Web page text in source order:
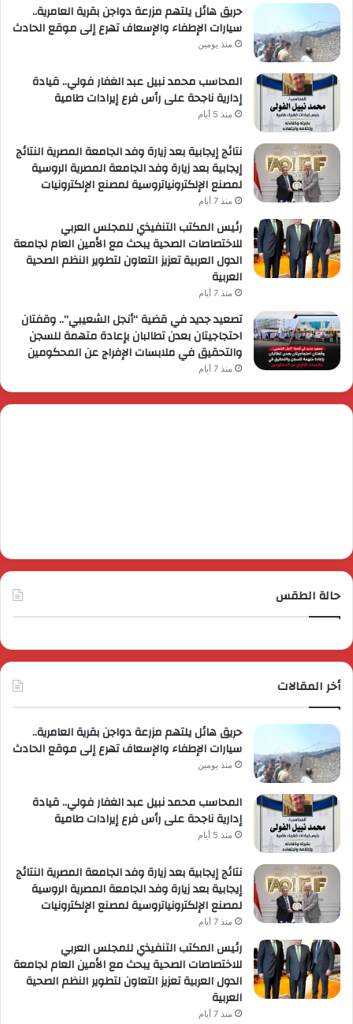
حريق هائل يلتهم مزرعة دواجن بقرية العامرية..
سيارات الإطفاء والإسعاف تهرع إلى موقع الحادث
منذ يومين
المحاسب محمد نبيل عبد الغفار فولي.. قيادة
إدارية ناجحة على رأس فرع إيرادات طامية
منذ 5 أيام
نتائج إيجابية بعد زيارة وفد الجامعة المصرية النتائج
إيجابية بعد زيارة وفد الجامعة المصرية الروسية
لمصنع الإلكترونياتروسية لمصنع الإلكترونيات
منذ 7 أيام
رئيس المكتب التنفيذي للمجلس العربي
للاختصاصات الصحية يبحث مع الأمين العام لجامعة
الدول العربية تعزيز التعاون لتطوير النظم الصحية
العربية
منذ 7 أيام
تصعيد جديد في قضية “أنجل الشعيبي”.. وقفتان
احتجاجيتان بعدن تطالبان بإعادة متهمة للسجن
والتحقيق في ملابسات الإفراج عن المحكومين
منذ 7 أيام
حالة الطقس
أخر المقالات
حريق هائل يلتهم مزرعة دواجن بقرية العامرية..
سيارات الإطفاء والإسعاف تهرع إلى موقع الحادث
منذ يومين
المحاسب محمد نبيل عبد الغفار فولي.. قيادة
إدارية ناجحة على رأس فرع إيرادات طامية
منذ 5 أيام
نتائج إيجابية بعد زيارة وفد الجامعة المصرية النتائج
إيجابية بعد زيارة وفد الجامعة المصرية الروسية
لمصنع الإلكترونياتروسية لمصنع الإلكترونيات
منذ 7 أيام
رئيس المكتب التنفيذي للمجلس العربي
للاختصاصات الصحية يبحث مع الأمين العام لجامعة
الدول العربية تعزيز التعاون لتطوير النظم الصحية
العربية
منذ 7 أيام